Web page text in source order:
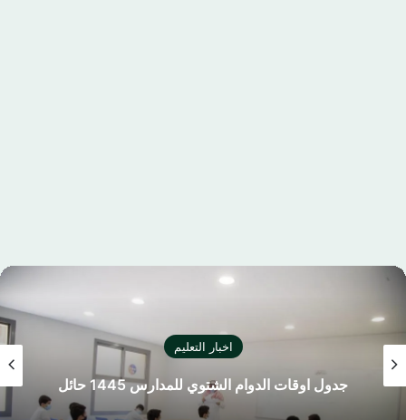
اخبار التعليم
كليشة اختبار نهائي بالشعار الجديد لوزارة التعليم
السعودية